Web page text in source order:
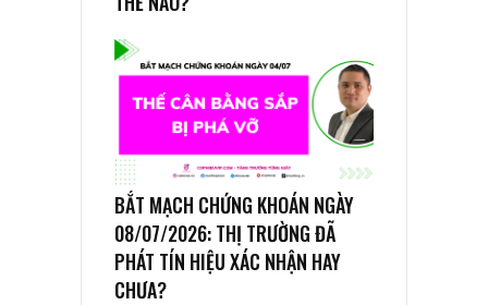
BẮT MẠCH CHỨNG KHOÁN NGÀY
08/07/2026: THỊ TRƯỜNG ĐÃ
PHÁT TÍN HIỆU XÁC NHẬN HAY
CHƯA?